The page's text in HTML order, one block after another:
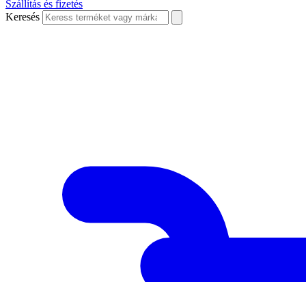
Szállítás és fizetés
Keresés